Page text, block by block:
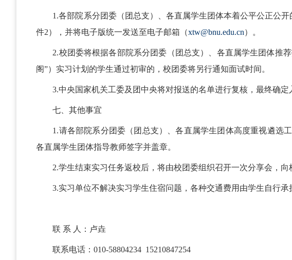
1.各部院系分团委（团总支）、各直属学生团体本着公平公正公
件2），并将电子版统一发送至电子邮箱（xtw@bnu.edu.cn）。
2.校团委将根据各部院系分团委（团总支）、各直属学生团体推
阁”）实习计划的学生通过初审的，校团委将另行通知面试时间。
3.中央国家机关工委及团中央将对报送的名单进行复核，最终确定
七、其他事宜
1.请各部院系分团委（团总支）、各直属学生团体高度重视遴选
各直属学生团体指导教师签字并盖章。
2.学生结束实习任务返校后，将由校团委组织召开一次分享会，向
3.实习单位不解决实习学生住宿问题，各种交通费用由学生自行
联 系 人：卢垚
联系电话：010-58804234 15210847254